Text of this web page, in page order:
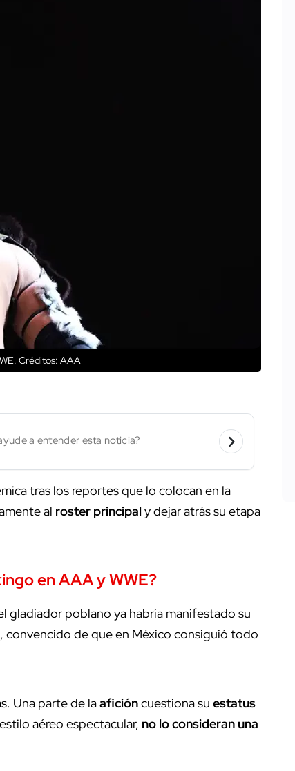
Créditos: AAA
a entender esta noticia?
tras los reportes que lo colocan en la
al roster principaly dejar atrás su etapa
en AAA y WWE?
gladiador poblano ya habría manifestado su
, convencido de que en México consiguió todo
Una parte de laaficióncuestiona su estatus
aéreo espectacular, no lo consideran una